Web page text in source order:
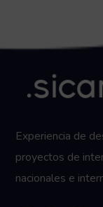
Experiencia de
proyectos de
nacionales e